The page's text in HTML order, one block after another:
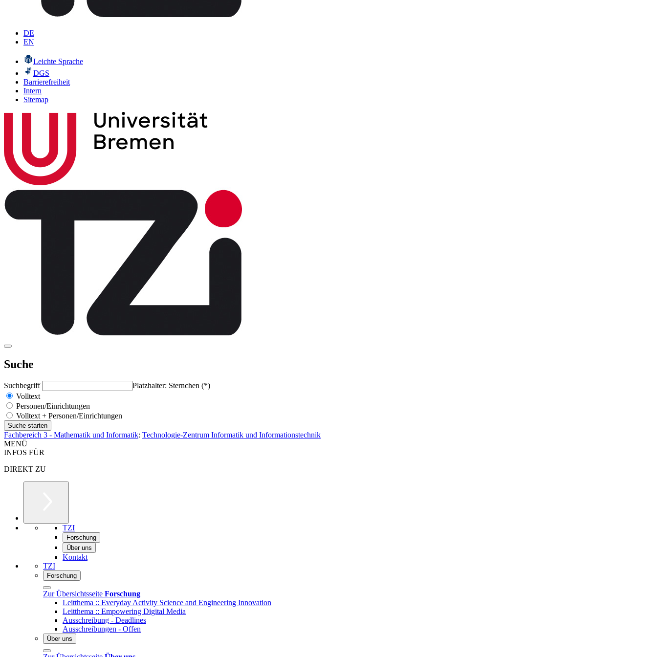
DE
EN
Leichte Sprache
DGS
Barrierefreiheit
Intern
Sitemap
Suche
Suchbegriff
Platzhalter: Sternchen (*)
Volltext
Personen/Einrichtungen
Volltext + Personen/Einrichtungen
Fachbereich 3 - Mathematik und Informatik: Technologie-Zentrum Informatik und Informationstechnik
MENÜ
INFOS FÜR
DIREKT ZU
TZI
Forschung
Über uns
Kontakt
TZI
Forschung
Zur Übersichtsseite Forschung
Leitthema :: Everyday Activity Science and Engineering Innovation
Leitthema :: Empowering Digital Media
Ausschreibung - Deadlines
Ausschreibungen - Offen
Über uns